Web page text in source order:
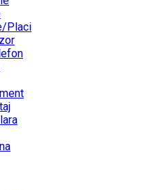
Placi